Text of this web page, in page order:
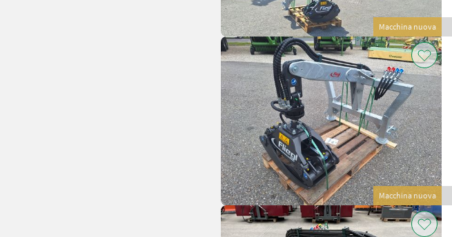
Macchina nuova
Macchina nuova